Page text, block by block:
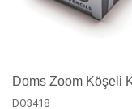
Doms Zoom Köşeli
DO3418